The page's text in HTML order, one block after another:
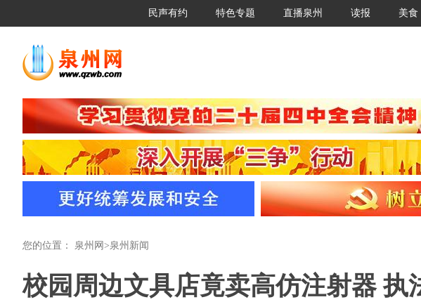
民声有约 特色专题 直播泉州 读报 美食
您的位置： 泉州网 >泉州新闻
校园周边文具店竟卖高仿注射器 执